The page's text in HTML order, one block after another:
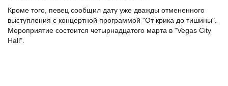
Кроме того, певец сообщил дату уже дважды отмененного
выступления с концертной программой "От крика до тишины".
Мероприятие состоится четырнадцатого марта в "Vegas City
Hall".